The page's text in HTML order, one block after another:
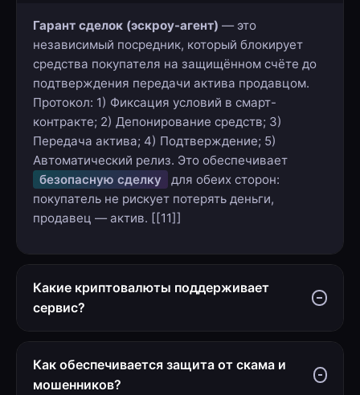
Гарант сделок (эскроу-агент) — это
независимый посредник, который блокирует
средства покупателя на защищённом счёте до
подтверждения передачи актива продавцом.
Протокол: 1) Фиксация условий в смарт-
контракте; 2) Депонирование средств; 3)
Передача актива; 4) Подтверждение; 5)
Автоматический релиз. Это обеспечивает
безопасную сделку
для обеих сторон:
покупатель не рискует потерять деньги,
продавец — актив. [[11]]
Какие криптовалюты поддерживает
сервис?
Поддерживаемвсе основные криптовалюты и
токены: BTC (Bitcoin), ETH (Ethereum), USDT
(Tether), USDC (USD Coin), TON (The Open
Как обеспечивается защита от скама и
мошенников?